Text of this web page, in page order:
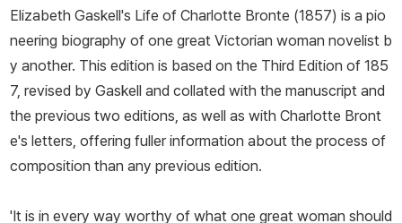
스』 『실비아의 연인들』 같은 장편은 물론, 공포·미스터리·연애·심리
등 다양한 성격의 단편을 꾸준히 발표했다. 두터운 친교를 나누던 샬
럿 브론테 사후에 집필한 전기 『샬럿 브론테의 생애』(1857)는 2017
년 〈가디언〉이 선정한 ‘역대 최고 논픽션 100권’에 꼽혔다. 1865년
『아내들과 딸들』의 탈고를 앞두고 심장마비로 갑작스레 숨을 거둔 개
스켈은 산업화에 따른 문제와 계급 갈등, 종교, 페미니즘 등의 묵직한
주제를 진지하게 다룬 작가로 오늘날 재평가되고 있다.
Elizabeth Gaskell's Life of Charlotte Bronte (1857) is a pio
neering biography of one great Victorian woman novelist b
y another. This edition is based on the Third Edition of 185
7, revised by Gaskell and collated with the manuscript and
the previous two editions, as well as with Charlotte Bront
e's letters, offering fuller information about the process of
composition than any previous edition.
'It is in every way worthy of what one great woman should